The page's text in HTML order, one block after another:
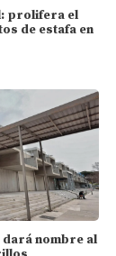
prolifera el
de estafa en
dará nombre al